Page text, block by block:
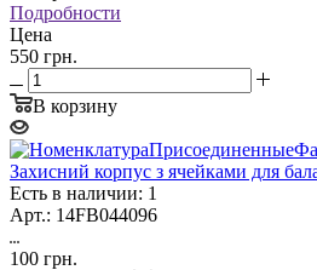
Подробности
Цена
550 грн.
В корзину
Захисний корпус з ячейками для
Есть в наличии: 1
Арт.: 14FB044096
100 грн.